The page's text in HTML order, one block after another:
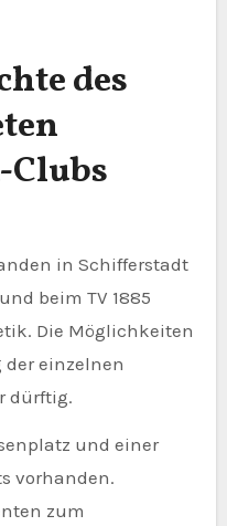
des
beim TV 1885
Die Möglichkeiten
einzelnen
dürftig.
und einer
vorhanden.
zum